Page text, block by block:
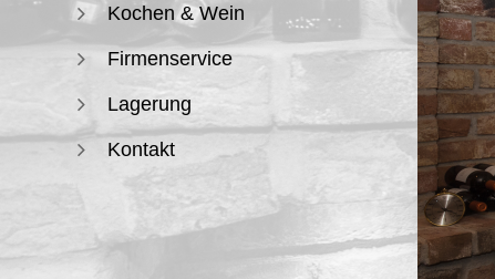
Kochen & Wein
Firmenservice
Lagerung
Kontakt